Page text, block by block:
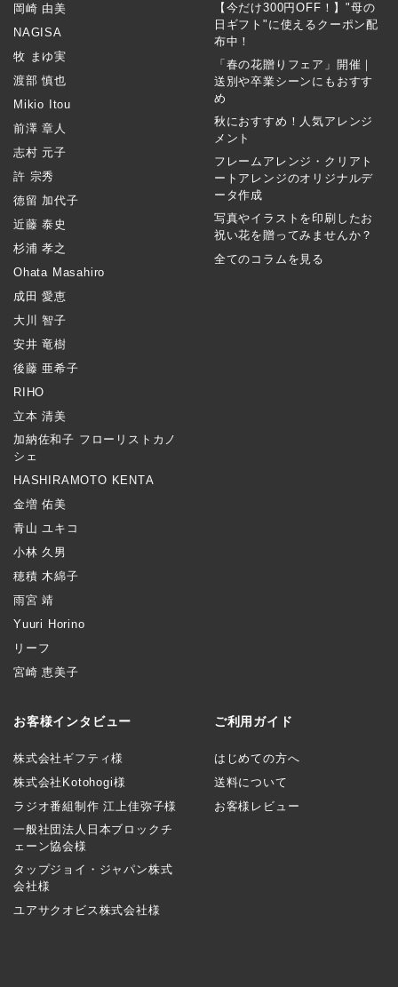
岡崎 由美
NAGISA
牧 まゆ実
渡部 慎也
Mikio Itou
前澤 章人
志村 元子
許 宗秀
徳留 加代子
近藤 泰史
杉浦 孝之
Ohata Masahiro
成田 愛恵
大川 智子
安井 竜樹
後藤 亜希子
RIHO
立本 清美
加納佐和子 フローリストカノ
シェ
HASHIRAMOTO KENTA
金増 佑美
青山 ユキコ
小林 久男
穂積 木綿子
雨宮 靖
Yuuri Horino
リーフ
宮崎 恵美子
【今だけ300円OFF！】"母の
日ギフト"に使えるクーポン配
布中！
「春の花贈りフェア」開催｜
送別や卒業シーンにもおすす
め
秋におすすめ！人気アレンジ
メント
フレームアレンジ・クリアト
ートアレンジのオリジナルデ
ータ作成
写真やイラストを印刷したお
祝い花を贈ってみませんか？
全てのコラムを見る
お客様インタビュー
株式会社ギフティ様
株式会社Kotohogi様
ラジオ番組制作 江上佳弥子様
一般社団法人日本ブロックチ
ェーン協会様
タップジョイ・ジャパン株式
会社様
ユアサクオビス株式会社様
ご利用ガイド
はじめての方へ
送料について
お客様レビュー